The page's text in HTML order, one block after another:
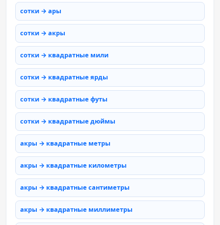
сотки → ары
сотки → акры
сотки → квадратные мили
сотки → квадратные ярды
сотки → квадратные футы
сотки → квадратные дюймы
акры → квадратные метры
акры → квадратные километры
акры → квадратные сантиметры
акры → квадратные миллиметры